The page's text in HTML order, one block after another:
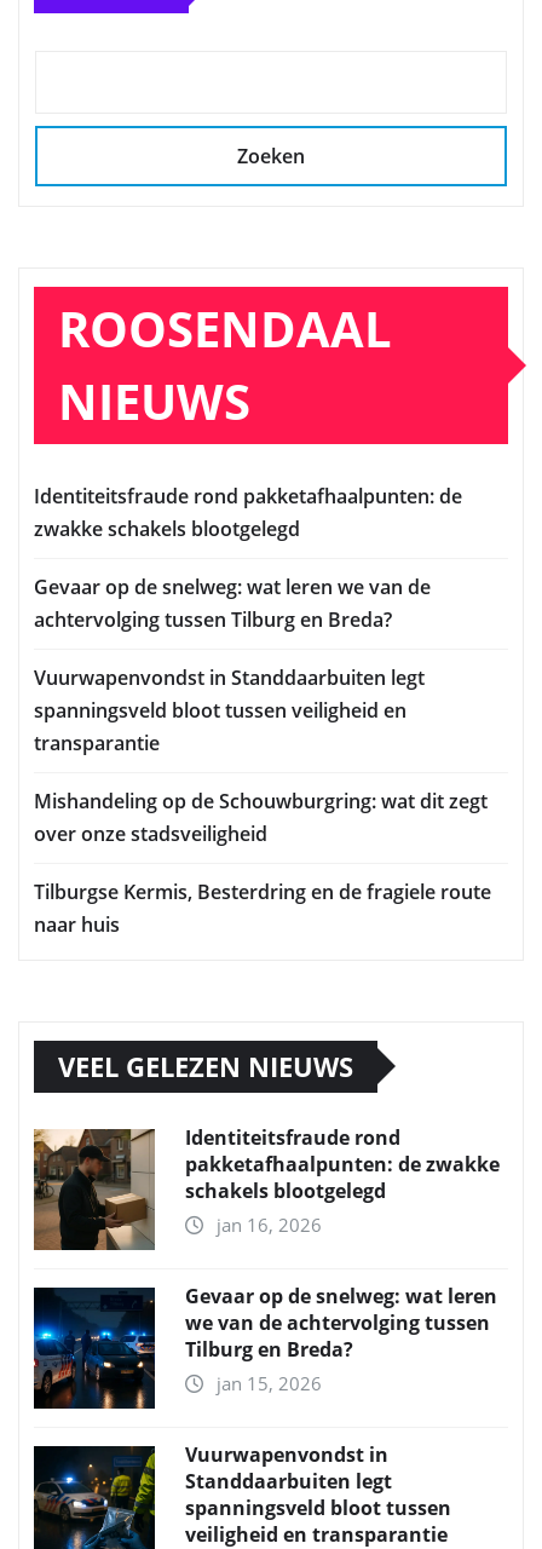
Zoeken
ROOSENDAAL
NIEUWS
Identiteitsfraude rond pakketafhaalpunten: de
zwakke schakels blootgelegd
Gevaar op de snelweg: wat leren we van de
achtervolging tussen Tilburg en Breda?
Vuurwapenvondst in Standdaarbuiten legt
spanningsveld bloot tussen veiligheid en
transparantie
Mishandeling op de Schouwburgring: wat dit zegt
over onze stadsveiligheid
Tilburgse Kermis, Besterdring en de fragiele route
naar huis
VEEL GELEZEN NIEUWS
Identiteitsfraude rond
pakketafhaalpunten: de zwakke
schakels blootgelegd
jan 16, 2026
Gevaar op de snelweg: wat leren
we van de achtervolging tussen
Tilburg en Breda?
jan 15, 2026
Vuurwapenvondst in
Standdaarbuiten legt
spanningsveld bloot tussen
veiligheid en transparantie